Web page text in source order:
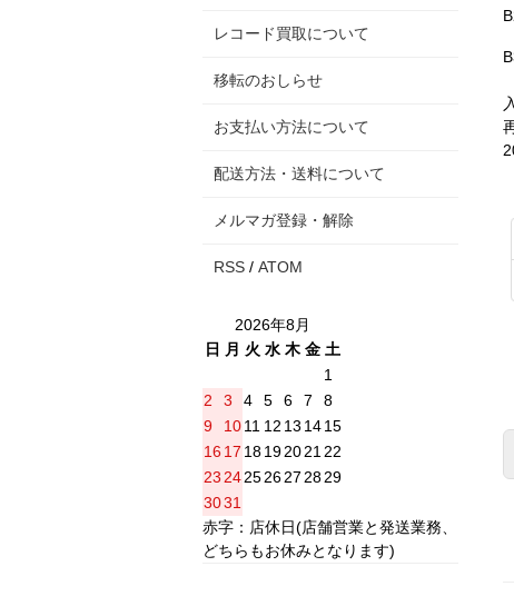
レコード買取について
移転のおしらせ
お支払い方法について
配送方法・送料について
メルマガ登録・解除
RSS / ATOM
2026年8月
日
月 火 水 木 金 土
1
2
3 4 5 6 7
8
9
1011 12 13 1415
16 17 18192021 22
23 24252627 2829
3031
赤字：店休日(店舗営業と発送業務、
どちらもお休みとなります)